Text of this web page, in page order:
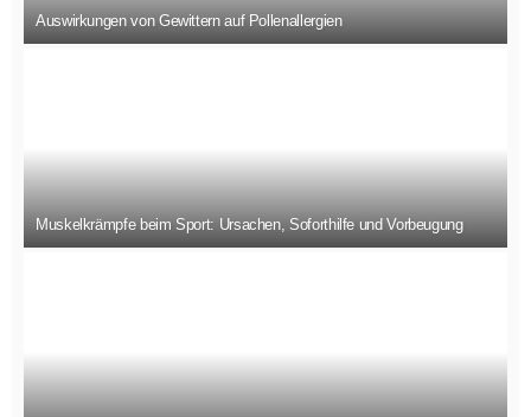
Auswirkungen von Gewittern auf Pollenallergien
Muskelkrämpfe beim Sport: Ursachen, Soforthilfe und Vorbeugung